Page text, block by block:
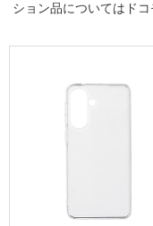
ション品についてはド